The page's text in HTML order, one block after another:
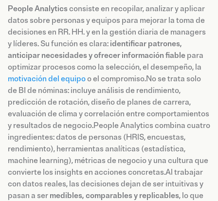
People Analyticsconsiste en recopilar, analizar y aplicar
datos sobre personas y equipos para mejorar la toma de
decisiones en RR. HH. y en la gestión diaria de managers
y líderes. Su función es clara: identificar patrones,
anticipar necesidades y ofrecer información fiable para
optimizar procesos como la selección, el desempeño, la
motivación del equipoo el compromiso.No se trata solo
de BI de nóminas: incluye análisis de rendimiento,
predicción de rotación, diseño de planes de carrera,
evaluación de clima y correlación entre comportamientos
y resultados de negocio.People Analytics combina cuatro
ingredientes: datos de personas (HRIS, encuestas,
rendimiento), herramientas analíticas (estadística,
machine learning), métricas de negocio y una cultura que
convierte los insights en acciones concretas.Al trabajar
con datos reales, las decisiones dejan de ser intuitivas y
pasan a ser medibles, comparables y replicables, lo que